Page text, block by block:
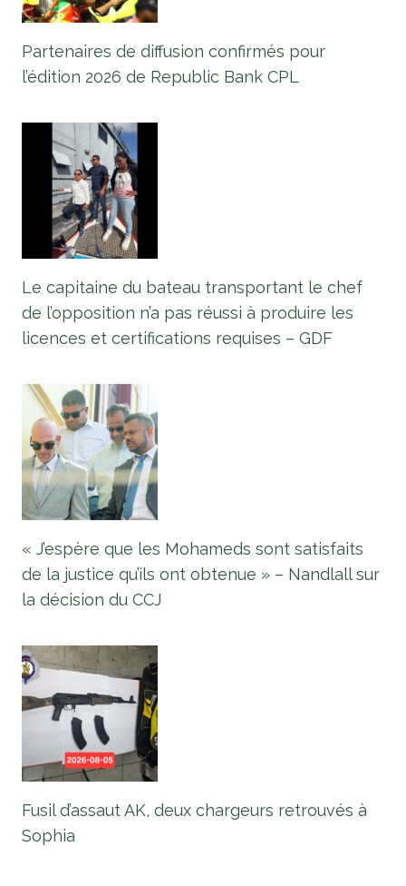
Partenaires de diffusion confirmés pour
l’édition 2026 de Republic Bank CPL
Le capitaine du bateau transportant le chef
de l’opposition n’a pas réussi à produire les
licences et certifications requises – GDF
« J’espère que les Mohameds sont satisfaits
de la justice qu’ils ont obtenue » – Nandlall sur
la décision du CCJ
Fusil d’assaut AK, deux chargeurs retrouvés à
Sophia